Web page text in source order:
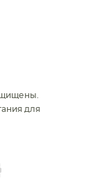
для